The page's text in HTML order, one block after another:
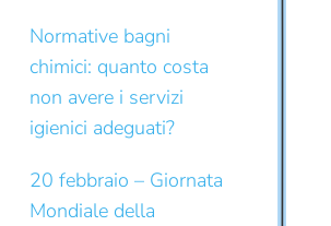
Normative bagni
chimici: quanto costa
non avere i servizi
igienici adeguati?
20 febbraio – Giornata
Mondiale della